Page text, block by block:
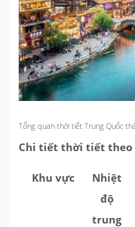
Tổng quan thời tiết Trung Quốc
Chi tiết thời tiết theo
Khu vực
Nhiệt
độ
trung